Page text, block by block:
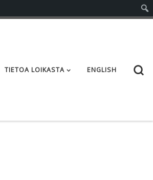
TIETOA LOIKASTA ENGLISH